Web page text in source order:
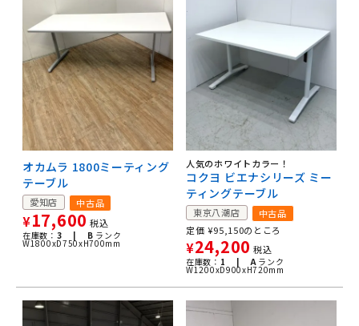
オカムラ 1800ミーティング
テーブル
愛知店 中古品
¥17,600 税込
在庫数： 3 | B ランク
W1800xD750xH700mm
人気のホワイトカラー！
コクヨ ビエナシリーズ ミー
ティングテーブル
東京八潮店
中古品
定価 ¥95,150のところ
¥24,200 税込
在庫数： 1 | Aランク
W1200xD900xH720mm